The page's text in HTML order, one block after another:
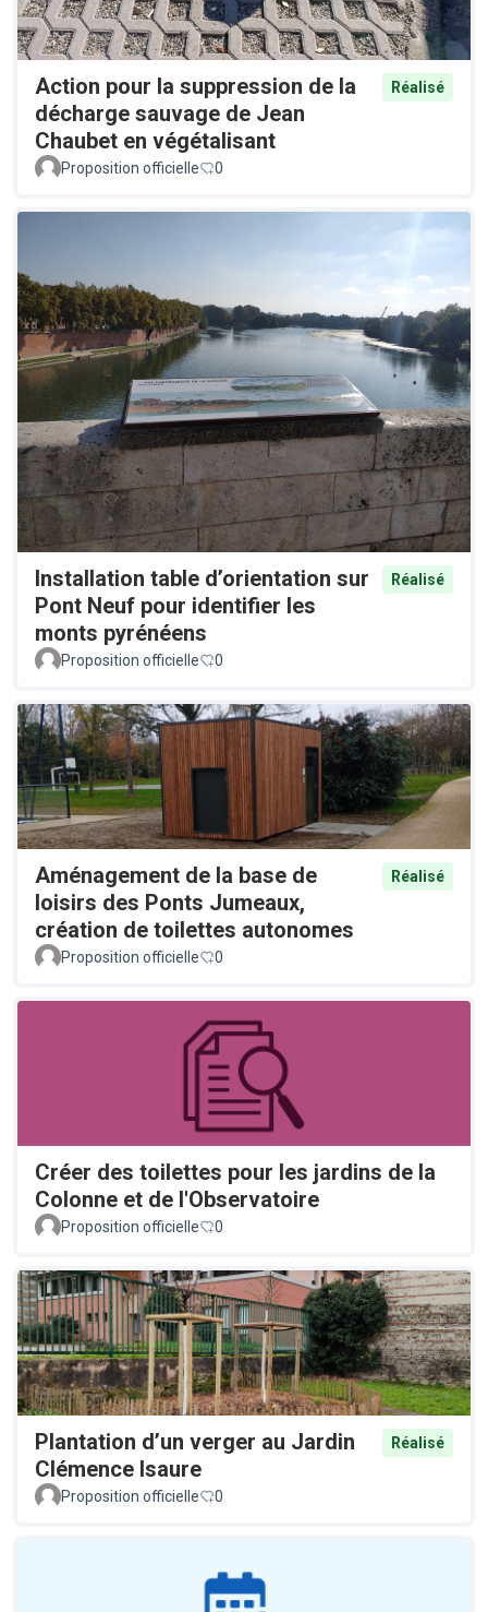
Action pour la suppression de la
décharge sauvage de Jean
Chaubet en végétalisant
Réalisé
Proposition officielle 0
Installation table d’orientation sur
Pont Neuf pour identifier les
monts pyrénéens
Réalisé
Proposition officielle 0
Aménagement de la base de
loisirs des Ponts Jumeaux,
création de toilettes autonomes
Réalisé
Proposition officielle 0
Créer des toilettes pour les jardins de la
Colonne et de l'Observatoire
Proposition officielle 0
Plantation d’un verger au Jardin
Clémence Isaure
Réalisé
Proposition officielle 0